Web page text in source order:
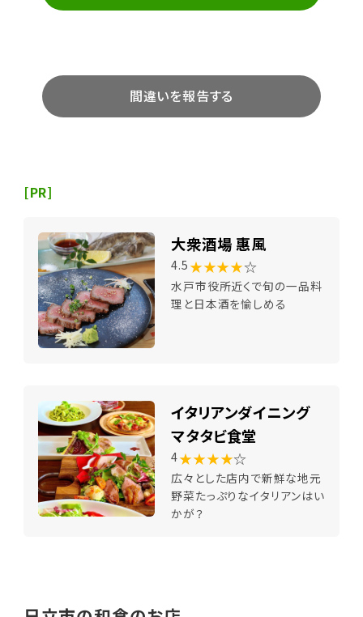
間違いを報告する
[PR]
大衆酒場 惠風
4.5 ★★★★☆
水戸市役所近くで旬の一品料
理と日本酒を愉しめる
イタリアンダイニング
マタタビ食堂
4★★★★☆
広々とした店内で新鮮な地元
野菜たっぷりなイタリアンはい
かが？